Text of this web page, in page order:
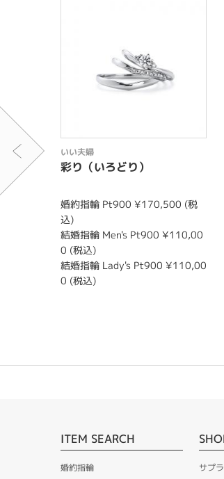
いい夫婦
彩り（いろどり）
婚約指輪 Pt900 ¥170,500 (税
込)
結婚指輪 Men's Pt900 ¥110,00
0 (税込)
結婚指輪 Lady's Pt900 ¥110,00
0 (税込)
ITEM SEARCH
婚約指輪 サプ